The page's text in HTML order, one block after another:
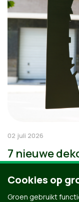
02 juli 2026
7 nieuwe
Cookies op
Groen gebruikt